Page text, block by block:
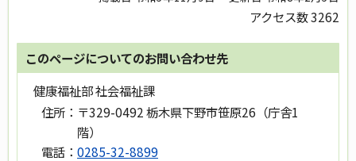
アクセス数3262
このページについてのお問い合わせ先
健康福祉部 社会福祉課
住所： 〒329-0492 栃木県下野市笹原26（庁舎1
階）
電話： 0285-32-8899